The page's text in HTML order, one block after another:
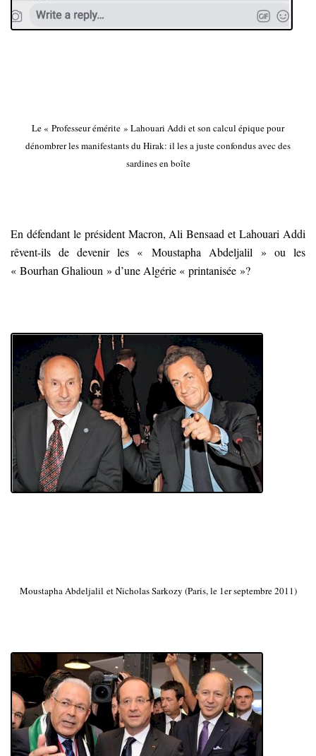
Le « Professeur émérite » Lahouari Addi et son calcul épique pour
dénombrer les manifestants du Hirak: il les a juste confondus avec des
sardines en boîte
En défendant le président Macron, Ali Bensaad et Lahouari Addi
rêvent-ils de devenir les « Moustapha Abdeljalil » ou les
« Bourhan Ghalioun » d’une Algérie « printanisée »?
Moustapha Abdeljalil et Nicholas Sarkozy (Paris, le 1er septembre 2011)